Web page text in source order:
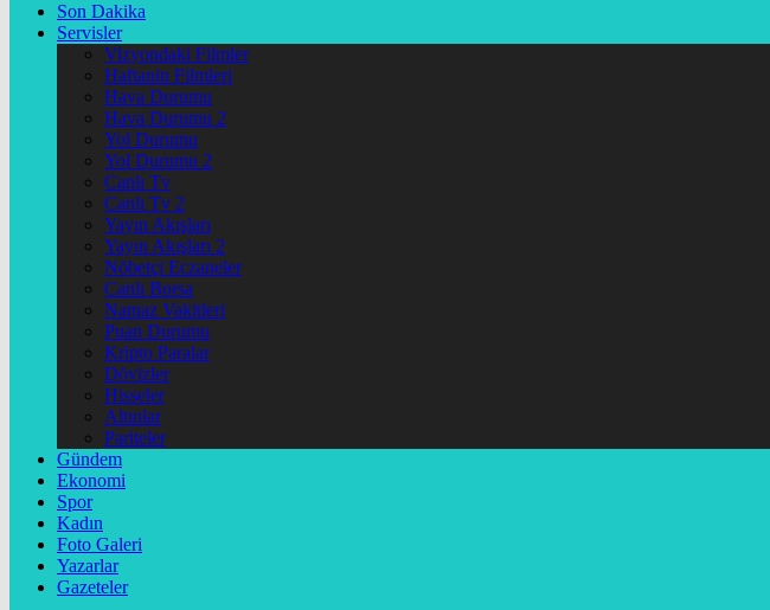
Son Dakika
Servisler
Vizyondaki Filmler
Haftanin Filmleri
Hava Durumu
Hava Durumu 2
Yol Durumu
Yol Durumu 2
Canlı Tv
Canlı Tv 2
Yayın Akışları
Yayın Akışları 2
Nöbetçi Eczaneler
Canlı Borsa
Namaz Vakitleri
Puan Durumu
Kripto Paralar
Dövizler
Hisseler
Altınlar
Pariteler
Gündem
Ekonomi
Spor
Kadın
Foto Galeri
Yazarlar
Gazeteler